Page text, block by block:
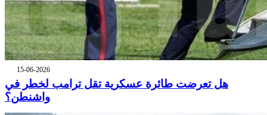
15-06-2026
هل تعرضت طائرة عسكرية تقل ترامب لخطر في
واشنطن؟